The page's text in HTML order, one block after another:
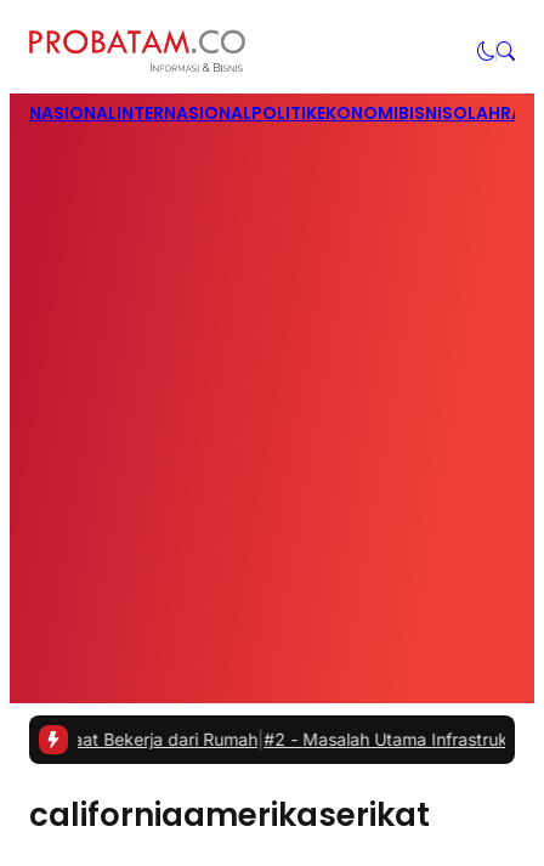
NASIONALINTERNASIONALPOLITIKEKONOMIBISNIS
saat Bekerja dari Rumah|#2 -Masalah Utama Infrastruktur
californiaamerikaserikat